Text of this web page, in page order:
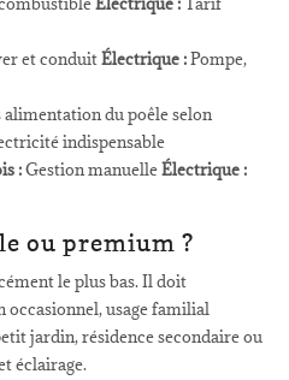
et conduitÉlectrique :Pompe,
alimentation du poêle selon
indispensable
:Gestion manuelleÉlectrique :
ou premium ?
le plus bas. Il doit
occasionnel, usage familial
jardin, résidence secondaire ou
éclairage.